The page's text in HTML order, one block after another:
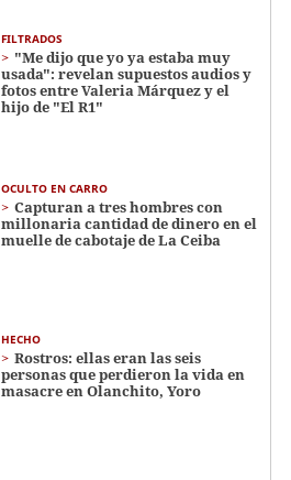
FILTRADOS
"Me dijo que yo ya estaba muy
usada": revelan supuestos audios y
fotos entre Valeria Márquez y el
hijo de "El R1"
OCULTO EN CARRO
Capturan a tres hombres con
millonaria cantidad de dinero en el
muelle de cabotaje de La Ceiba
HECHO
Rostros: ellas eran las seis
personas que perdieron la vida en
masacre en Olanchito, Yoro